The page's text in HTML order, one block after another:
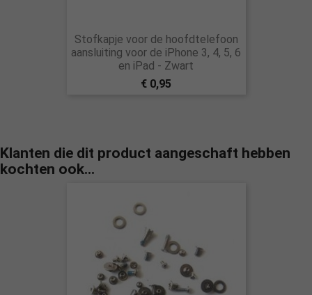
Stofkapje voor de hoofdtelefoon
aansluiting voor de iPhone 3, 4, 5, 6
en iPad - Zwart
€ 0,95
Klanten die dit product aangeschaft hebben
kochten ook...